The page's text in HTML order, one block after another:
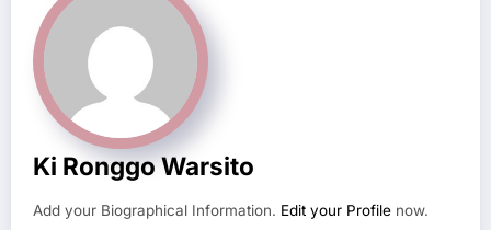
Ki Ronggo Warsito
Add your Biographical Information. Edit your Profile now.